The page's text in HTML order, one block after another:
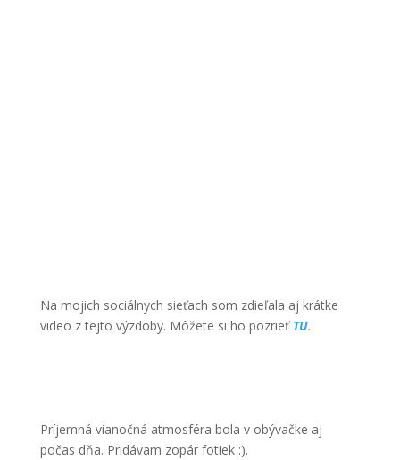
Na mojich sociálnych sieťach som zdieľala aj krátke
video z tejto výzdoby. Môžete si ho pozrieťTU.
Príjemná vianočná atmosféra bola v obývačke aj
počas dňa. Pridávam zopár fotiek :).